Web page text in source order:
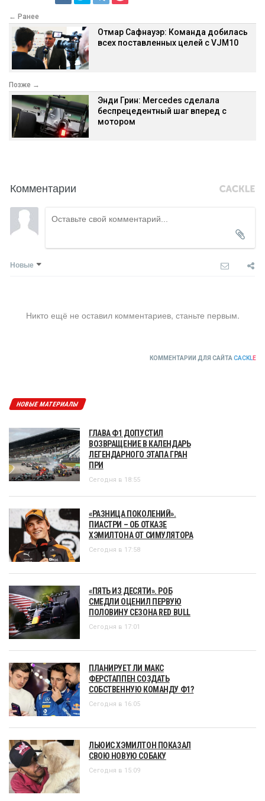
← Ранее
Отмар Сафнауэр: Команда добилась
всех поставленных целей с VJM10
Позже →
Энди Грин: Mercedes сделала
беспрецедентный шаг вперед с
мотором
Комментарии
Новые
Никто ещё не оставил комментариев, станьте первым.
КОММЕНТАРИИ ДЛЯ САЙТА CACKLE
НОВЫЕ МАТЕРИАЛЫ
ГЛАВА Ф1 ДОПУСТИЛ
ВОЗВРАЩЕНИЕ В КАЛЕНДАРЬ
ЛЕГЕНДАРНОГО ЭТАПА ГРАН
ПРИ
Сегодня в 18:55
«РАЗНИЦА ПОКОЛЕНИЙ».
ПИАСТРИ – ОБ ОТКАЗЕ
ХЭМИЛТОНА ОТ СИМУЛЯТОРА
Сегодня в 17:58
«ПЯТЬ ИЗ ДЕСЯТИ». РОБ
СМЕДЛИ ОЦЕНИЛ ПЕРВУЮ
ПОЛОВИНУ СЕЗОНА RED BULL
Сегодня в 17:01
ПЛАНИРУЕТ ЛИ МАКС
ФЕРСТАППЕН СОЗДАТЬ
СОБСТВЕННУЮ КОМАНДУ Ф1?
Сегодня в 16:05
ЛЬЮИС ХЭМИЛТОН ПОКАЗАЛ
СВОЮ НОВУЮ СОБАКУ
Сегодня в 15:09